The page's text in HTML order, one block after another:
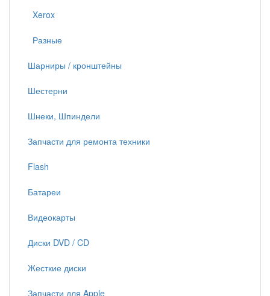
Xerox
Разные
Шарниры / кронштейны
Шестерни
Шнеки, Шпиндели
Запчасти для ремонта техники
Flash
Батареи
Видеокарты
Диски DVD / CD
Жесткие диски
Запчасти для Apple